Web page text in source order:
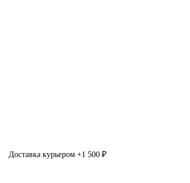
Доставка курьером +1 500 ₽